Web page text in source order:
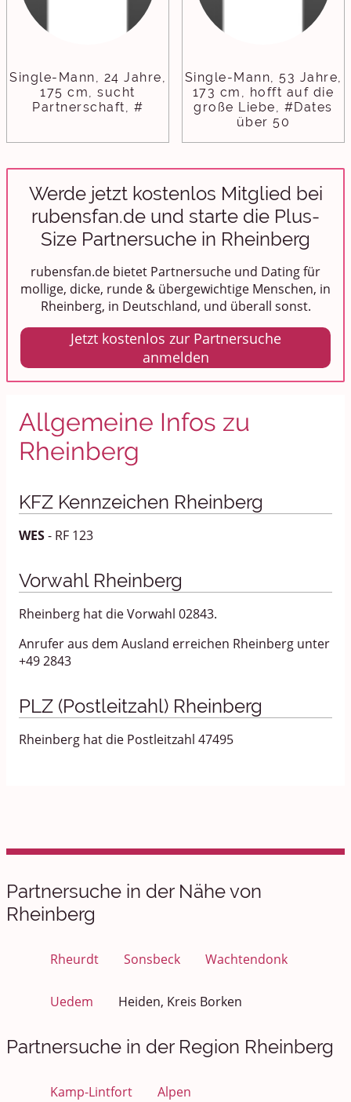
Single-Mann, 24 Jahre,
175 cm, sucht
Partnerschaft, #
Single-Mann, 53 Jahre,
173 cm, hofft auf die
große Liebe, #Dates
über 50
Werde jetzt kostenlos Mitglied bei
rubensfan.de und starte die Plus-
Size Partnersuche in Rheinberg
rubensfan.de bietet Partnersuche und Dating für
mollige, dicke, runde & übergewichtige Menschen, in
Rheinberg, in Deutschland, und überall sonst.
Jetzt kostenlos zur Partnersuche
anmelden
Allgemeine Infos zu
Rheinberg
KFZ Kennzeichen Rheinberg
WES- RF 123
Vorwahl Rheinberg
Rheinberg hat die Vorwahl 02843.
Anrufer aus dem Ausland erreichen Rheinberg unter
+49 2843
PLZ (Postleitzahl) Rheinberg
Rheinberg hat die Postleitzahl 47495
Partnersuche in der Nähe von
Rheinberg
Rheurdt Sonsbeck Wachtendonk
Uedem Heiden, Kreis Borken
Partnersuche in der Region Rheinberg
Kamp-Lintfort Alpen